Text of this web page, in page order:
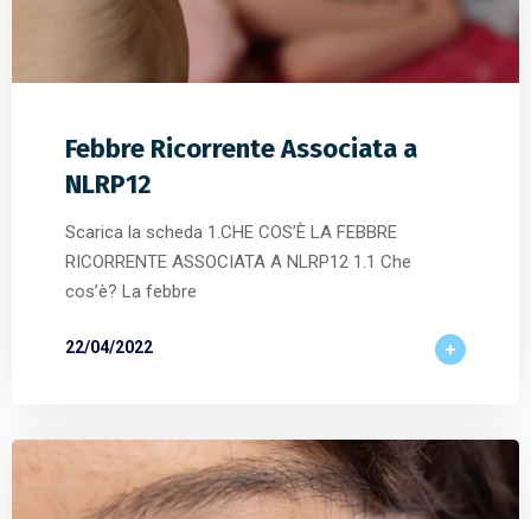
Febbre Ricorrente Associata a
NLRP12
Scarica la scheda 1.CHE COS’È LA FEBBRE
RICORRENTE ASSOCIATA A NLRP12 1.1 Che
cos’è? La febbre
22/04/2022